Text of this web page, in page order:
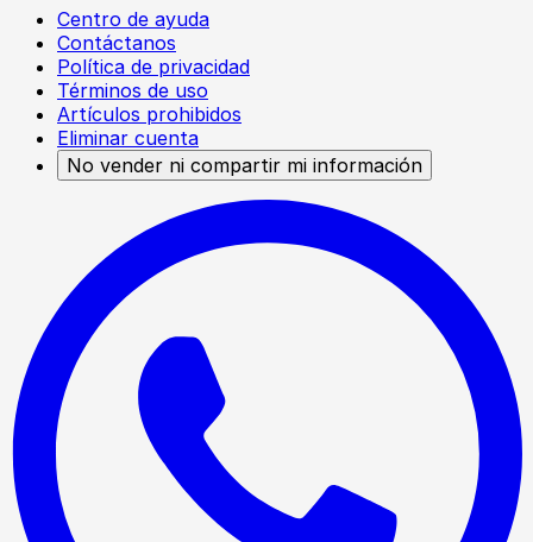
Centro de ayuda
Contáctanos
Política de privacidad
Términos de uso
Artículos prohibidos
Eliminar cuenta
No vender ni compartir mi información